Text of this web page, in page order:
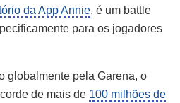
da App Annie, é um battle
para os jogadores
globalmente pela Garena, o
de mais de 100 milhões de